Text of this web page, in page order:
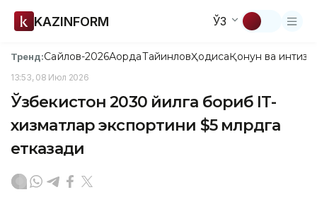
KAZINFORM ЎЗ
Тренд:Сайлов-2026АқордаТайинловҲодисаҚонун ва
13:53, 08 Июл 2026
Ўзбекистон 2030 йилга бориб IT-
хизматлар экспортини $5 млрдга
етказади